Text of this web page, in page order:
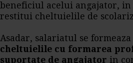
beneficiul acelui angajator, in
restitui cheltuielile de
Asadar, salariatul se
cheltuielile cu formarea
suportate de angajator in